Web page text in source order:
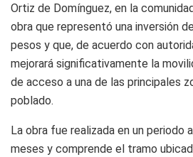
Ortiz de Domínguez, en la
obra que representó una inversión
pesos y que, de acuerdo con
mejorará significativamente la
de acceso a una de las principales
poblado.
La obra fue realizada en un periodo
meses y comprende el tramo